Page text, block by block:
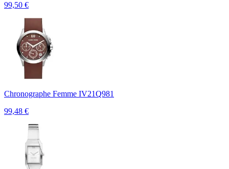
99,50 €
Chronographe Femme IV21Q981
99,48 €